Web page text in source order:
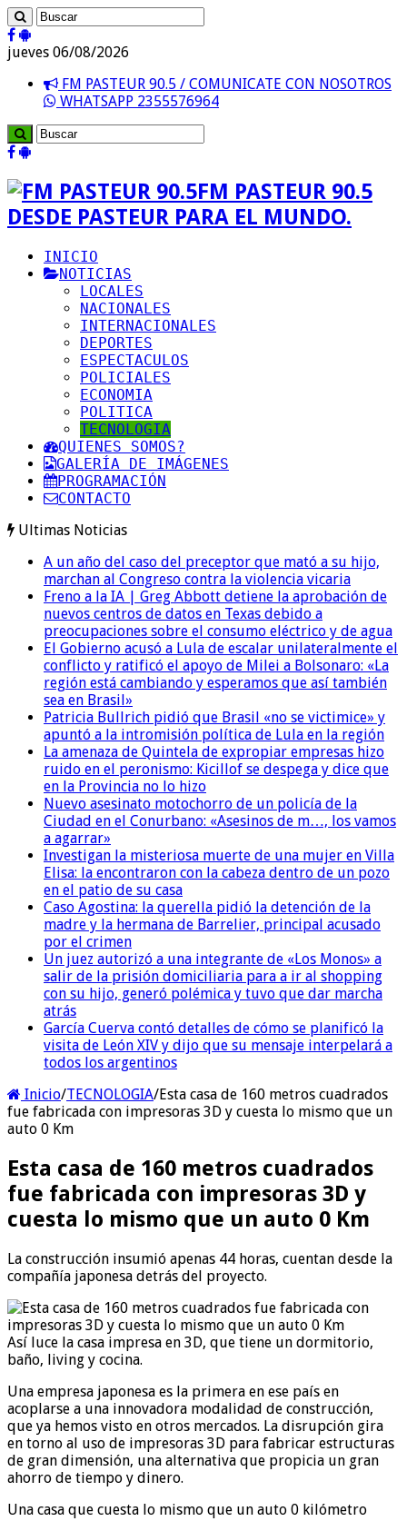
jueves 06/08/2026
FM PASTEUR 90.5 / COMUNICATE CON NOSOTROS
WHATSAPP 2355576964
FM PASTEUR 90.5
DESDE PASTEUR PARA EL MUNDO.
INICIO
NOTICIAS
LOCALES
NACIONALES
INTERNACIONALES
DEPORTES
ESPECTACULOS
POLICIALES
ECONOMIA
POLITICA
TECNOLOGIA
QUIENES SOMOS?
GALERÍA DE IMÁGENES
PROGRAMACIÓN
CONTACTO
Ultimas Noticias
A un año del caso del preceptor que mató a su hijo,
marchan al Congreso contra la violencia vicaria
Freno a la IA | Greg Abbott detiene la aprobación de
nuevos centros de datos en Texas debido a
preocupaciones sobre el consumo eléctrico y de agua
El Gobierno acusó a Lula de escalar unilateralmente el
conflicto y ratificó el apoyo de Milei a Bolsonaro: «La
región está cambiando y esperamos que así también
sea en Brasil»
Patricia Bullrich pidió que Brasil «no se victimice» y
apuntó a la intromisión política de Lula en la región
La amenaza de Quintela de expropiar empresas hizo
ruido en el peronismo: Kicillof se despega y dice que
en la Provincia no lo hizo
Nuevo asesinato motochorro de un policía de la
Ciudad en el Conurbano: «Asesinos de m…, los vamos
a agarrar»
Investigan la misteriosa muerte de una mujer en Villa
Elisa: la encontraron con la cabeza dentro de un pozo
en el patio de su casa
Caso Agostina: la querella pidió la detención de la
madre y la hermana de Barrelier, principal acusado
por el crimen
Un juez autorizó a una integrante de «Los Monos» a
salir de la prisión domiciliaria para a ir al shopping
con su hijo, generó polémica y tuvo que dar marcha
atrás
García Cuerva contó detalles de cómo se planificó la
visita de León XIV y dijo que su mensaje interpelará a
todos los argentinos
Inicio/TECNOLOGIA/Esta casa de 160 metros cuadrados
fue fabricada con impresoras 3D y cuesta lo mismo que un
auto 0 Km
Esta casa de 160 metros cuadrados
fue fabricada con impresoras 3D y
cuesta lo mismo que un auto 0 Km
La construcción insumió apenas 44 horas, cuentan desde la
compañía japonesa detrás del proyecto.
Así luce la casa impresa en 3D, que tiene un dormitorio,
baño, living y cocina.
Una empresa japonesa es la primera en ese país en
acoplarse a una innovadora modalidad de construcción,
que ya hemos visto en otros mercados. La disrupción gira
en torno al uso de impresoras 3D para fabricar estructuras
de gran dimensión, una alternativa que propicia un gran
ahorro de tiempo y dinero.
Una casa que cuesta lo mismo que un auto 0 kilómetro